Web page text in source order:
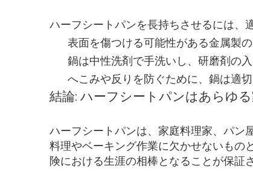
ハーフシートパンを長持ちさせるには、
表面を傷つける可能性がある金属製
鍋は中性洗剤で手洗いし、研磨剤の
へこみや反りを防ぐために、鍋は適切
結論: ハーフシートパンはあらゆ
ハーフシートパンは、家庭料理家、パン
料理やベーキング作業に欠かせないもの
険における生涯の相棒となることが保証